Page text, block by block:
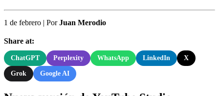
1 de febrero | PorJuan Merodio
Share at:
ChatGPT Perplexity WhatsApp LinkedIn X
Grok Google AI